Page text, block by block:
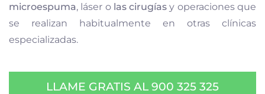
microespuma, láser olascirugías y operaciones que
se realizan habitualmente en otras clínicas
especializadas.
LLAME GRATIS AL 900 325 325